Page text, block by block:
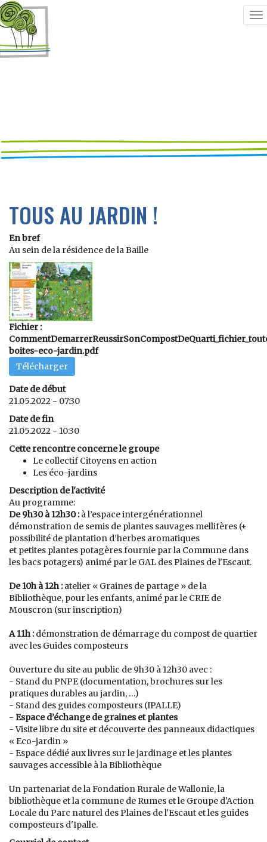
TOUS AU JARDIN !
En bref
Au sein de la résidence de la Baille
Fichier :
boites-eco-jardin.pdf
Télécharger
Date de début
21.05.2022 - 07:30
Date de fin
21.05.2022 - 10:30
Cette rencontre concerne le groupe
Le collectif Citoyens en action
Les éco-jardins
Description de l'activité
Au programme:
De 9h30 à 12h30 :à l’espace intergénérationnel
démonstration de semis de plantes sauvages mellifères (+
possibilité de plantation d’herbes aromatiques
et petites plantes potagères fournie par la Commune dans
les bacs potagers) animé par le GAL des Plaines de l'Escaut.
De 10h à 12h :atelier « Graines de partage » de la
Bibliothèque, pour les enfants, animé par le CRIE de
Mouscron (sur inscription)
A 11h :démonstration de démarrage du compost de quartier
avec les Guides composteurs
Ouverture du site au public de 9h30 à 12h30 avec :
- Stand du PNPE (documentation, brochures sur les
pratiques durables au jardin, …)
- Stand des guides composteurs (IPALLE)
- Espace d’échange de graines et plantes
- Visite libre du site et découverte des panneaux didactiques
« Eco-jardin »
- Espace dédié aux livres sur le jardinage et les plantes
sauvages accessible à la Bibliothèque
Un partenariat de la Fondation Rurale de Wallonie, la
bibliothèque et la commune de Rumes et le Groupe d'Action
Locale du Parc naturel des Plaines de l'Escaut et les guides
composteurs d'Ipalle.